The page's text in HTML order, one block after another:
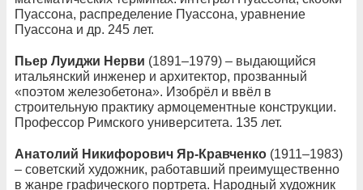
Пуассона, распределение Пуассона, уравнение
Пуассона и др. 245 лет.
Пьер Луиджи Нерви (1891–1979) – выдающийся
итальянский инженер и архитектор, прозванный
«поэтом железобетона». Изобрёл и ввёл в
строительную практику армоцементные конструкции.
Профессор Римского университета. 135 лет.
Анатолий Никифорович Яр-Кравченко (1911–1983)
– советский художник, работавший преимущественно
в жанре графического портрета. Народный художник